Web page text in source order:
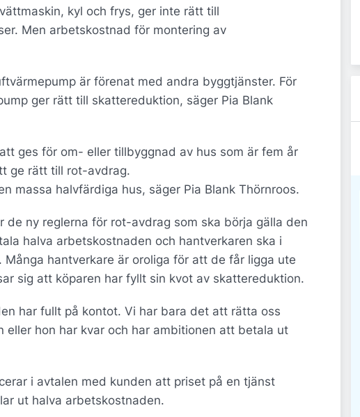
kyl och frys, ger inte rätt till
Men arbetskostnad för montering av
är förenat med andra byggtjänster. För
ger rätt till skattereduktion, säger Pia Blank
ges för om- eller tillbyggnad av hus som är fem år
ge rätt till rot-avdrag.
massa halvfärdiga hus, säger Pia Blank Thörnroos.
ny reglerna för rot-avdrag som ska börja gälla den
halva arbetskostnaden och hantverkaren ska i
hantverkare är oroliga för att de får ligga ute
sig att köparen har fyllt sin kvot av skattereduktion.
har fullt på kontot. Vi har bara det att rätta oss
hon har kvar och har ambitionen att betala ut
i avtalen med kunden att priset på en tjänst
ut halva arbetskostnaden.